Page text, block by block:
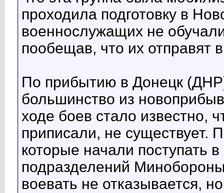
проходила подготовку в
военнослужащих не
пообещав, что их отправят
По прибытию в Донецк
большинство из
ходе боев стало известно,
приписали, не существует.
которые начали поступать
подразделений
воевать не отказывается,